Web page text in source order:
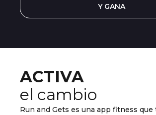
Y GANA
ACTIVA
el cambio
Run and Gets es una app fitness que